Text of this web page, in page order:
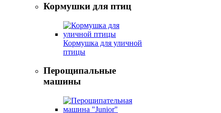
Кормушки для птиц
Кормушка для уличной
птицы
Перощипальные
машины